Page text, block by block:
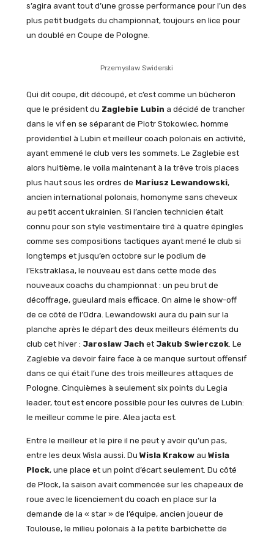
s’agira avant tout d’une grosse performance pour l’un des
plus petit budgets du championnat, toujours en lice pour
un doublé en Coupe de Pologne.
Przemyslaw Swiderski
Qui dit coupe, dit découpé, et c’est comme un bûcheron
que le président du Zaglebie Lubin a décidé de trancher
dans le vif en se séparant de Piotr Stokowiec, homme
providentiel à Lubin et meilleur coach polonais en activité,
ayant emmené le club vers les sommets. Le Zaglebie est
alors huitième, le voila maintenant à la trêve trois places
plus haut sous les ordres de Mariusz Lewandowski,
ancien international polonais, homonyme sans cheveux
au petit accent ukrainien. Si l’ancien technicien était
connu pour son style vestimentaire tiré à quatre épingles
comme ses compositions tactiques ayant mené le club si
longtemps et jusqu’en octobre sur le podium de
l’Ekstraklasa, le nouveau est dans cette mode des
nouveaux coachs du championnat : un peu brut de
décoffrage, gueulard mais efficace. On aime le show-off
de ce côté de l’Odra. Lewandowski aura du pain sur la
planche après le départ des deux meilleurs éléments du
club cet hiver : Jaroslaw Jach et Jakub Swierczok. Le
Zaglebie va devoir faire face à ce manque surtout offensif
dans ce qui était l’une des trois meilleures attaques de
Pologne. Cinquièmes à seulement six points du Legia
leader, tout est encore possible pour les cuivres de Lubin:
le meilleur comme le pire. Alea jacta est.
Entre le meilleur et le pire il ne peut y avoir qu’un pas,
entre les deux Wisla aussi. Du Wisla Krakowau Wisla
Plock, une place et un point d’écart seulement. Du côté
de Plock, la saison avait commencée sur les chapeaux de
roue avec le licenciement du coach en place sur la
demande de la « star » de l’équipe, ancien joueur de
Toulouse, le milieu polonais à la petite barbichette de